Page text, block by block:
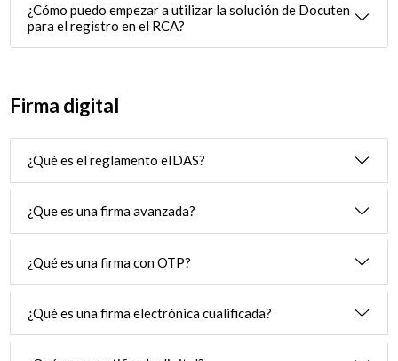
¿Cómo puedo empezar a utilizar la solución de Docuten
para el registro en el RCA?
Firma digital
¿Qué es el reglamento eIDAS?
¿Que es una firma avanzada?
¿Qué es una firma con OTP?
¿Qué es una firma electrónica cualificada?